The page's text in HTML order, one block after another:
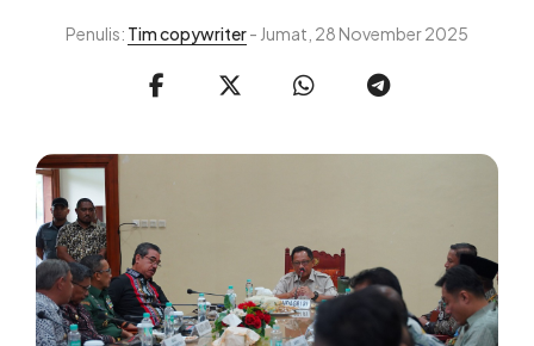
Penulis: Tim copywriter- Jumat, 28 November 2025